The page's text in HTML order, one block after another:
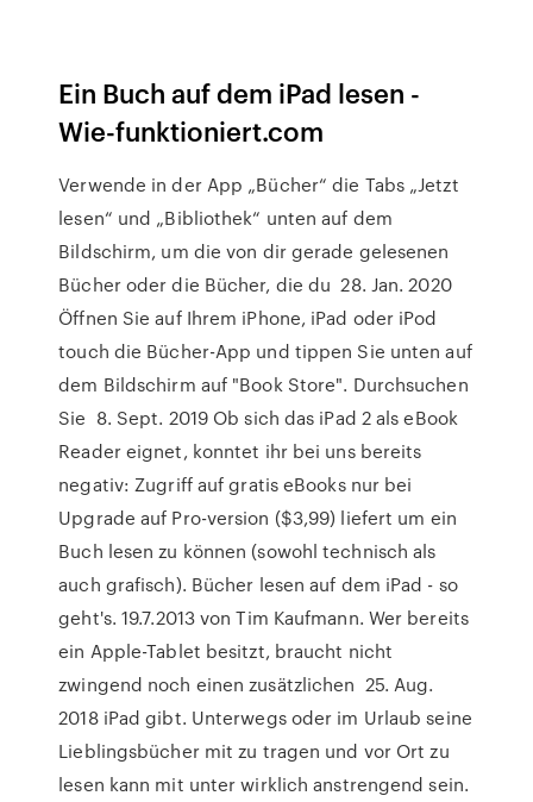
Ein Buch auf dem iPad lesen -
Wie-funktioniert.com
Verwende in der App „Bücher“ die Tabs „Jetzt
lesen“ und „Bibliothek“ unten auf dem
Bildschirm, um die von dir gerade gelesenen
Bücher oder die Bücher, die du 28. Jan. 2020
Öffnen Sie auf Ihrem iPhone, iPad oder iPod
touch die Bücher-App und tippen Sie unten auf
dem Bildschirm auf "Book Store". Durchsuchen
Sie 8. Sept. 2019 Ob sich das iPad 2 als eBook
Reader eignet, konntet ihr bei uns bereits
negativ: Zugriff auf gratis eBooks nur bei
Upgrade auf Pro-version ($3,99) liefert um ein
Buch lesen zu können (sowohl technisch als
auch grafisch). Bücher lesen auf dem iPad - so
geht's. 19.7.2013 von Tim Kaufmann. Wer bereits
ein Apple-Tablet besitzt, braucht nicht
zwingend noch einen zusätzlichen 25. Aug.
2018 iPad gibt. Unterwegs oder im Urlaub seine
Lieblingsbücher mit zu tragen und vor Ort zu
lesen kann mit unter wirklich anstrengend sein.